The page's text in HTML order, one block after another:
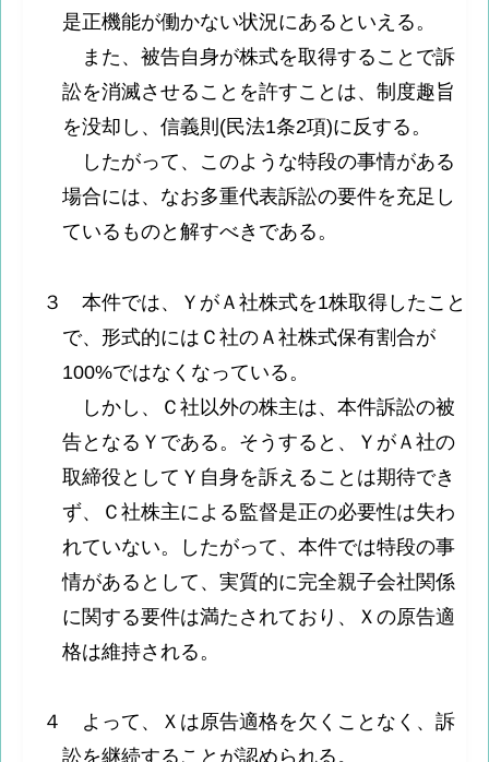
是正機能が働かない状況にあるといえる。
また、被告自身が株式を取得することで訴
訟を消滅させることを許すことは、制度趣旨
を没却し、信義則(民法1条2項)に反する。
したがって、このような特段の事情がある
場合には、なお多重代表訴訟の要件を充足し
ているものと解すべきである。
３ 本件では、ＹがＡ社株式を1株取得したこと
で、形式的にはＣ社のＡ社株式保有割合が
100%ではなくなっている。
しかし、Ｃ社以外の株主は、本件訴訟の被
告となるＹである。そうすると、ＹがＡ社の
取締役としてＹ自身を訴えることは期待でき
ず、Ｃ社株主による監督是正の必要性は失わ
れていない。したがって、本件では特段の事
情があるとして、実質的に完全親子会社関係
に関する要件は満たされており、Ｘの原告適
格は維持される。
４ よって、Ｘは原告適格を欠くことなく、訴
訟を継続することが認められる。